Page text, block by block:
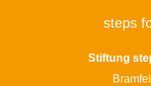
steps
Stiftung